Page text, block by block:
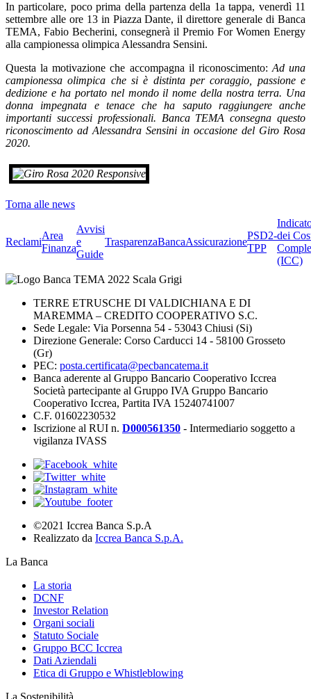
In particolare, poco prima della partenza della 1a tappa, venerdì 11
settembre alle ore 13 in Piazza Dante, il direttore generale di Banca
TEMA, Fabio Becherini, consegnerà il Premio For Women Energy
alla campionessa olimpica Alessandra Sensini.
Questa la motivazione che accompagna il riconoscimento: Ad una
campionessa olimpica che si è distinta per coraggio, passione e
dedizione e ha portato nel mondo il nome della nostra terra. Una
donna impegnata e tenace che ha saputo raggiungere anche
importanti successi professionali. Banca TEMA consegna questo
riconoscimento ad Alessandra Sensini in occasione del Giro Rosa
2020.
Torna alle news
Reclami
Area
Finanza
Avvisi
e
Guide
TrasparenzaBancaAssicurazione
PSD2-
TPP
dei
(ICC)
TERRE ETRUSCHE DI VALDICHIANA E DI
MAREMMA – CREDITO COOPERATIVO S.C.
Sede Legale: Via Porsenna 54 - 53043 Chiusi (Si)
Direzione Generale: Corso Carducci 14 - 58100 Grosseto
(Gr)
PEC: posta.certificata@pecbancatema.it
Banca aderente al Gruppo Bancario Cooperativo Iccrea
Società partecipante al Gruppo IVA Gruppo Bancario
Cooperativo Iccrea, Partita IVA 15240741007
C.F. 01602230532
Iscrizione al RUI n. D000561350 - Intermediario soggetto a
vigilanza IVASS
©2021 Iccrea Banca S.p.A
Realizzato da Iccrea Banca S.p.A.
La Banca
La storia
DCNF
Investor Relation
Organi sociali
Statuto Sociale
Gruppo BCC Iccrea
Dati Aziendali
Etica di Gruppo e Whistleblowing
La Sostenibilità